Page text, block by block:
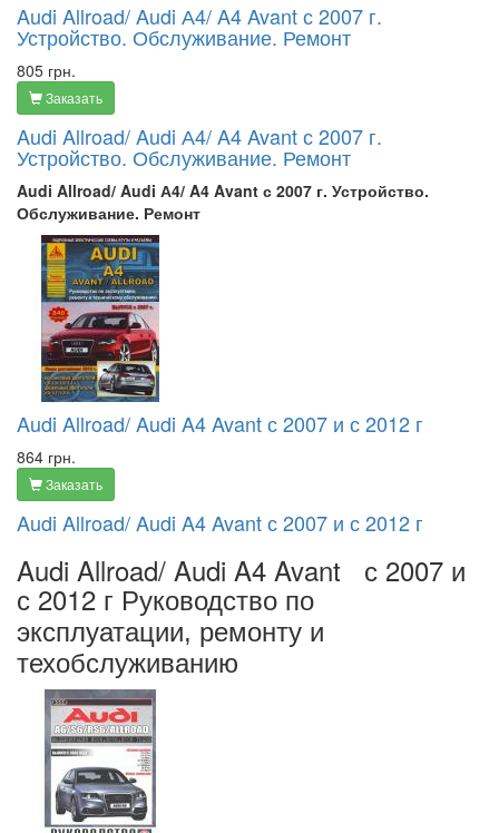
Audi Allroad/ Audi А4/ A4 Avant с 2007 г.
Устройство. Обслуживание. Ремонт
805 грн.
Заказать
Audi Allroad/ Audi А4/ A4 Avant с 2007 г.
Устройство. Обслуживание. Ремонт
Audi Allroad/ Audi А4/ A4 Avant с 2007 г. Устройство.
Обслуживание. Ремонт
Audi Allroad/ Audi A4 Avant с 2007 и с 2012 г
864 грн.
Заказать
Audi Allroad/ Audi A4 Avant с 2007 и с 2012 г
Audi Allroad/ Audi A4 Avant с 2007 и
с 2012 г Руководство по
эксплуатации, ремонту и
техобслуживанию